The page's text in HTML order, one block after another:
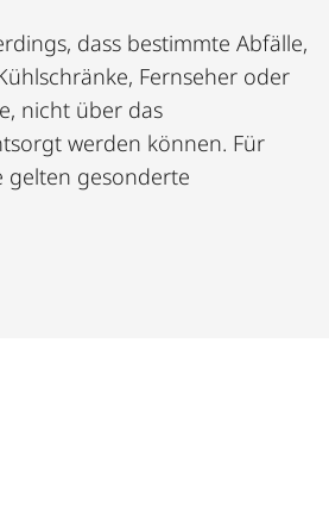
dass bestimmte Abfälle,
Fernseher oder
nicht über das
werden können. Für
gelten gesonderte